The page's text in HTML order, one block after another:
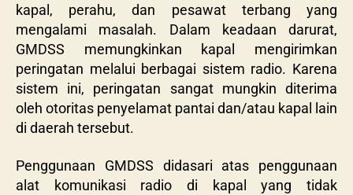
kapal, perahu, dan pesawat terbang yang
mengalami masalah. Dalam keadaan darurat,
GMDSS memungkinkan kapal mengirimkan
peringatan melalui berbagai sistem radio. Karena
sistem ini, peringatan sangat mungkin diterima
oleh otoritas penyelamat pantai dan/atau kapal lain
di daerah tersebut.
Penggunaan GMDSS didasari atas penggunaan
alat komunikasi radio di kapal yang tidak